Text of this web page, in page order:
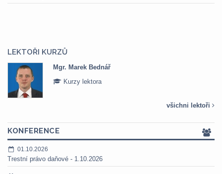
LEKTOŘI KURZŮ
Mgr. Marek Bednář
Kurzy lektora
všichni lektoři
KONFERENCE
01.10.2026
Trestní právo daňové - 1.10.2026